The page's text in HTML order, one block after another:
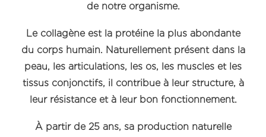
de notre organisme.
Le collagène est la protéine la plus abondante
du corps humain. Naturellement présent dans la
peau, les articulations, les os, les muscles et les
tissus conjonctifs, il contribue à leur structure, à
leur résistance et à leur bon fonctionnement.
À partir de 25 ans, sa production naturelle